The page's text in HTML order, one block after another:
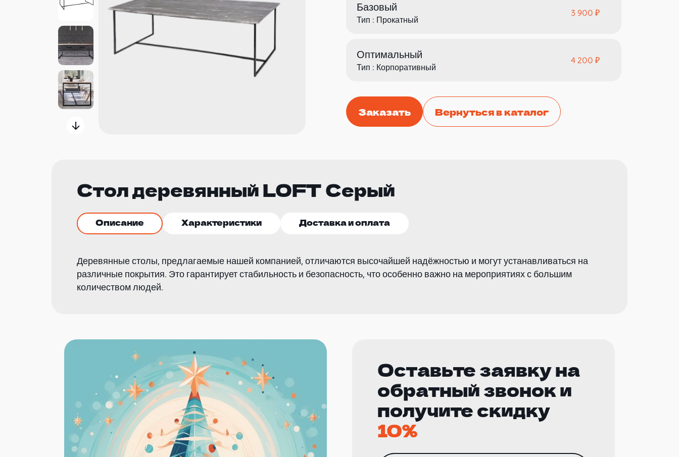
Базовый
Тип : Прокатный
3 900 ₽
Оптимальный
Тип : Корпоративный
4 200 ₽
Заказать Вернуться в каталог
Стол деревянный LOFT Серый
Описание Характеристики Доставка и оплата
Деревянные столы, предлагаемые нашей компанией, отличаются высочайшей надёжностью и могут устанавливаться на
различные покрытия. Это гарантирует стабильность и безопасность, что особенно важно на мероприятиях с большим
количеством людей.
Оставьте заявку на
обратный звонок и
получите скидку
10%